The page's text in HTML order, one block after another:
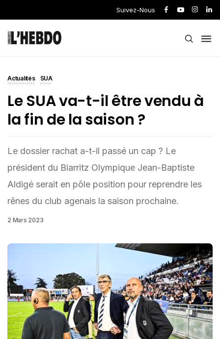
Suivez-Nous
Actualités SUA
Le SUA va-t-il être vendu à
la fin de la saison ?
Le dossier rachat a-t-il passé un cap ? Le
président du Biarritz Olympique Jean-Baptiste
Aldigé serait en pôle position pour reprendre les
rênes du club agenais la saison prochaine.
2 Mars 2023